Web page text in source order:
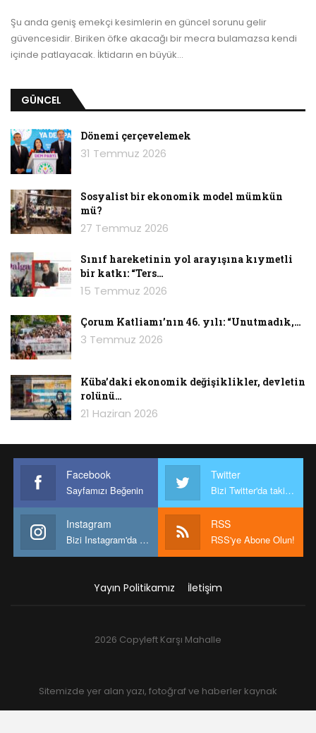
Şu anda geniş emekçi kesimlerin en güncel sorunu gelir
güvencesidir. Biriken öfke akacağı bir mecra bulamazsa kendi
içinde patlayacak. İktidarın en büyük…
GÜNCEL
Dönemi çerçevelemek
31 Temmuz 2026
Sosyalist bir ekonomik model mümkün
mü?
27 Temmuz 2026
Sınıf hareketinin yol arayışına kıymetli
bir katkı: “Ters…
15 Temmuz 2026
Çorum Katliamı’nın 46. yılı: “Unutmadık,…
3 Temmuz 2026
Küba’daki ekonomik değişiklikler, devletin
rolünü…
21 Haziran 2026
Facebook
Sayfamızı Beğenin
Twitter
Bizi Twitter'da takip edin
Instagram
Bizi Instagram'da takip edin
RSS
RSS'ye Abone Olun!
Yayın Politikamız İletişim
2026 Copyleft Karşı Mahalle
Sitemizde yer alan yazı, fotoğraf ve haberler kaynak